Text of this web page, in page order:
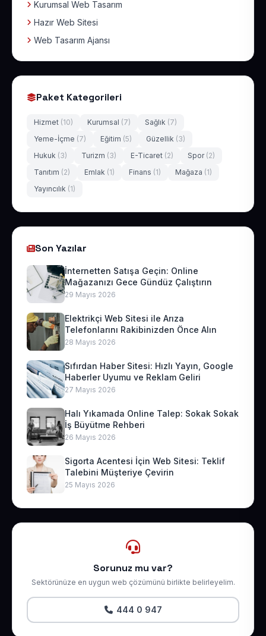
Kurumsal Web Tasarım
Hazır Web Sitesi
Web Tasarım Ajansı
Paket Kategorileri
Hizmet (10) Kurumsal (7) Sağlık (7)
Yeme-İçme (7) Eğitim (5) Güzellik (3)
Hukuk (3) Turizm (3) E-Ticaret (2) Spor (2)
Tanıtım (2) Emlak (1) Finans (1) Mağaza (1)
Yayıncılık (1)
Son Yazılar
İnternetten Satışa Geçin: Online
Mağazanızı Gece Gündüz Çalıştırın
29 Mayıs 2026
Elektrikçi Web Sitesi ile Arıza
Telefonlarını Rakibinizden Önce Alın
28 Mayıs 2026
Sıfırdan Haber Sitesi: Hızlı Yayın, Google
Haberler Uyumu ve Reklam Geliri
27 Mayıs 2026
Halı Yıkamada Online Talep: Sokak Sokak
İş Büyütme Rehberi
26 Mayıs 2026
Sigorta Acentesi İçin Web Sitesi: Teklif
Talebini Müşteriye Çevirin
25 Mayıs 2026
Sorunuz mu var?
Sektörünüze en uygun web çözümünü birlikte belirleyelim.
444 0 947